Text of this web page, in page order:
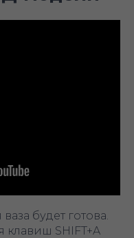
будет готова.
SHIFT+A